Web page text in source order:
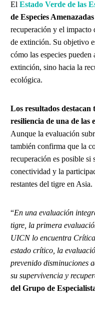
El Estado Verde de las
de Especies
recuperación y el impacto
de extinción. Su objetivo
cómo las especies
extinción, sino hacia la
ecológica.
Los resultados
resiliencia de una de las
Aunque la evaluación
también confirma que la
recuperación es posible si
conectividad y la
restantes del tigre en Asia.
“En una evaluación
tigre, la primera
UICN lo encuentra
estado crítico, la
prevenido disminuciones
su supervivencia y
del Grupo de